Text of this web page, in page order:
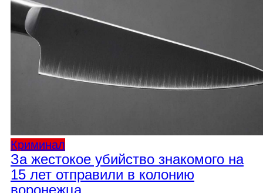
Криминал
За жестокое убийство знакомого на
15 лет отправили в колонию
воронежца